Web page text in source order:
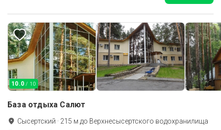
10.0 / 10
База отдыха Салют
Сысертский · 215 м до Верхнесысертского водохранилища